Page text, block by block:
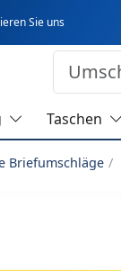
Sie uns
Taschen
Briefumschläge